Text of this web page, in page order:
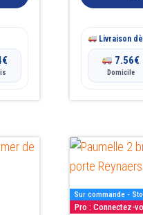
€
page
produit
Livraison
7.56€
Domicile
Sur commande -
Pro : Connectez-
Ce
produit
plusieurs